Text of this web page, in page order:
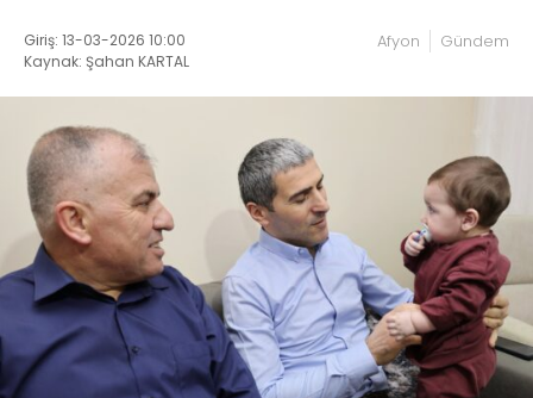
Giriş: 13-03-2026 10:00
Kaynak: Şahan KARTAL
Afyon Gündem